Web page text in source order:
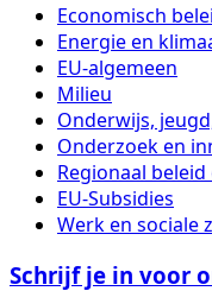
Economisch
Energie en
EU-algemeen
Milieu
Onderwijs,
Onderzoek en
Regionaal
EU-Subsidies
Werk en sociale
Schrijf je in voor